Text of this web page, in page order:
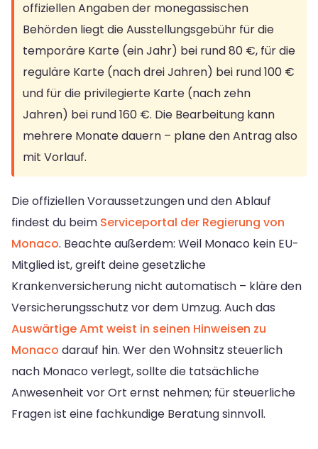
offiziellen Angaben der monegassischen
Behörden liegt die Ausstellungsgebühr für die
temporäre Karte (ein Jahr) bei rund 80 €, für die
reguläre Karte (nach drei Jahren) bei rund 100 €
und für die privilegierte Karte (nach zehn
Jahren) bei rund 160 €. Die Bearbeitung kann
mehrere Monate dauern – plane den Antrag also
mit Vorlauf.
Die offiziellen Voraussetzungen und den Ablauf
findest du beim Serviceportal der Regierung von
Monaco. Beachte außerdem: Weil Monaco kein EU-
Mitglied ist, greift deine gesetzliche
Krankenversicherung nicht automatisch – kläre den
Versicherungsschutz vor dem Umzug. Auch das
Auswärtige Amt weist in seinen Hinweisen zu
Monaco darauf hin. Wer den Wohnsitz steuerlich
nach Monaco verlegt, sollte die tatsächliche
Anwesenheit vor Ort ernst nehmen; für steuerliche
Fragen ist eine fachkundige Beratung sinnvoll.